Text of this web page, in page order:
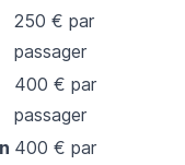
250 € par
passager
400 € par
passager
400 € par